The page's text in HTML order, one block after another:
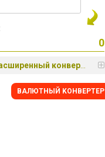
конвертер
BАЛЮТНЫЙ KОНВЕРТЕР